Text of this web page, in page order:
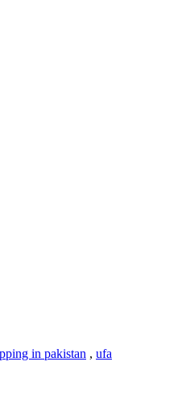
in pakistan , ufa